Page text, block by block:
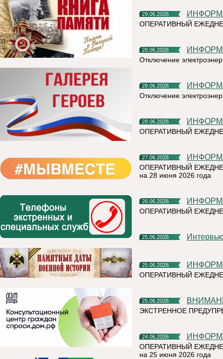
29.06.2026
ОПЕРАТИВНЫЙ
28.06.2026
Отключение
28.06.2026
Отключение
28.06.2026
ОПЕРАТИВНЫЙ
27.06.2026
ОПЕРАТИВНЫЙ
на 28 июня 2026 года
26.06.2026
ОПЕРАТИВНЫЙ
25.06.2026
25.06.2026
ОПЕРАТИВНЫЙ
25.06.2026
ЭКСТРЕННОЕ
24.06.2026
ОПЕРАТИВНЫЙ
на 25 июня 2026 года